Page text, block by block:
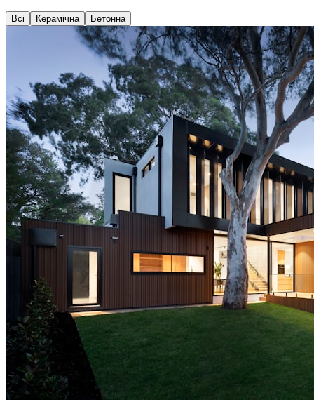
Всі Керамічна Бетонна